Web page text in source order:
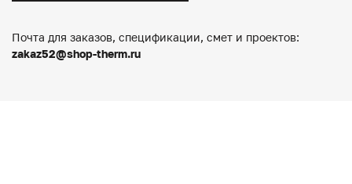
Почта для заказов, спецификации, смет и проектов:
zakaz52@shop-therm.ru